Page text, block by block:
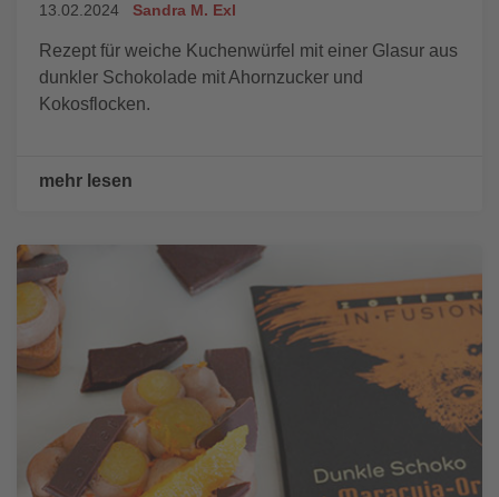
13.02.2024 Sandra M. Exl
Rezept für weiche Kuchenwürfel mit einer Glasur aus
dunkler Schokolade mit Ahornzucker und
Kokosflocken.
mehr lesen